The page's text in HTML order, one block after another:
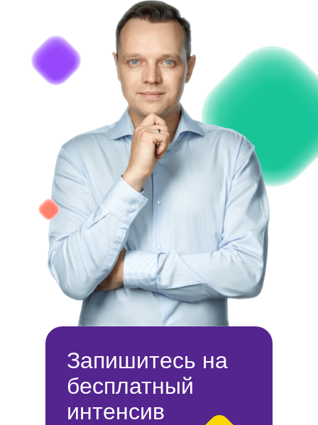
Запишитесь на
бесплатный
интенсив